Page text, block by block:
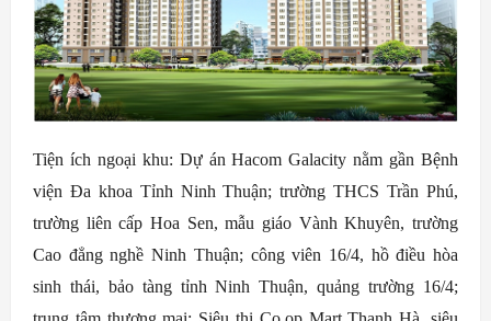
Tiện ích ngoại khu: Dự án Hacom Galacity nằm gần Bệnh
viện Đa khoa Tỉnh Ninh Thuận; trường THCS Trần Phú,
trường liên cấp Hoa Sen, mẫu giáo Vành Khuyên, trường
Cao đẳng nghề Ninh Thuận; công viên 16/4, hồ điều hòa
sinh thái, bảo tàng tỉnh Ninh Thuận, quảng trường 16/4;